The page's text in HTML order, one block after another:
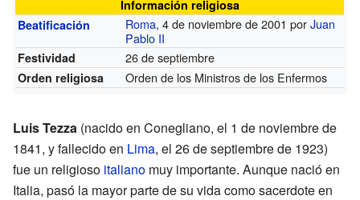
Información religiosa
Beatificación
Roma, 4 de noviembre de 2001 porJuan
Pablo II
Festividad 26 de septiembre
Orden religiosa Orden de los Ministros de los Enfermos
Luis Tezza (nacido en Conegliano, el 1 de noviembre de
1841, y fallecido en Lima, el 26 de septiembre de 1923)
fue un religioso italiano muy importante. Aunque nació en
Italia, pasó la mayor parte de su vida como sacerdote en